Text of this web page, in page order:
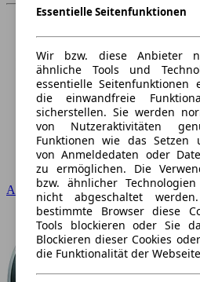
Audi
Essentielle Seitenfunktionen
Wir bzw. diese Anbieter
ähnliche Tools und
essentielle
die einwandfreie
sicherstellen. Sie werden
von Nutzeraktivitäten
Funktionen wie das Setzen
von Anmeldedaten oder
zu ermöglichen. Die
bzw. ähnlicher
nicht abgeschaltet
bestimmte Browser diese
Tools blockieren oder Sie
Blockieren dieser Cookies
die Funktionalität der